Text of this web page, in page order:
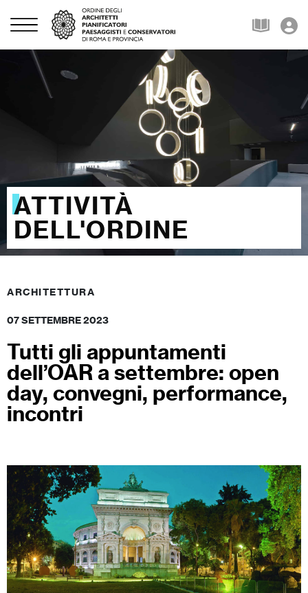
ATTIVITÀ
DELL'ORDINE
ARCHITETTURA
07 SETTEMBRE 2023
Tutti gli appuntamenti
dell’OAR a settembre: open
day, convegni, performance,
incontri